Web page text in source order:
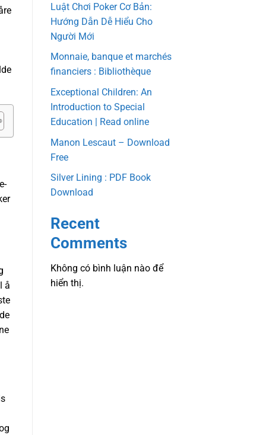
å
Luật Chơi Poker Cơ Bản:
Hướng Dẫn Dễ Hiểu Cho
Người Mới
Monnaie, banque et marchés
financiers : Bibliothèque
Exceptional Children: An
Introduction to Special
Education | Read online
Manon Lescaut – Download
Free
Silver Lining : PDF Book
Download
Recent
Comments
Không có bình luận nào để
hiển thị.